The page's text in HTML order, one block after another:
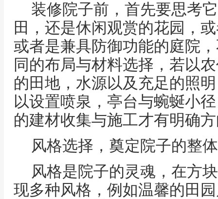
装修院子前，首先要思考
田，还是休闲观赏的花园，
或者是兼具防御功能的庭院
同的布局与材料选择，若以
的田地，水源以及充足的照
以设置喷泉，亭台与蜿蜒小
的建材收集与施工才有明确
风格选择，奠定院子的整
风格是院子的灵魂，在方
现多种风格，例如温馨的田